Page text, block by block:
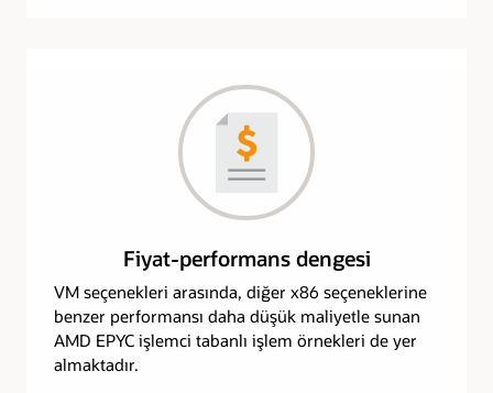
Fiyat-performans dengesi
VM seçenekleri arasında, diğer x86 seçeneklerine
benzer performansı daha düşük maliyetle sunan
AMD EPYC işlemci tabanlı işlem örnekleri de yer
almaktadır.